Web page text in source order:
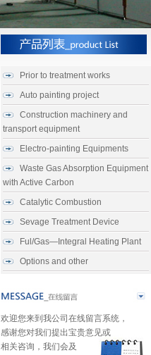
Prior to treatment works
Auto painting project
Construction machinery and
transport equipment
Electro-painting Equipments
Waste Gas Absorption Equipment
with Active Carbon
Catalytic Combustion
Sevage Treatment Device
Ful/Gas—Integral Heating Plant
Options and other
欢迎您来到我公司在线留言系统，
感谢您对我们提出宝贵意见或
相关咨询，我们会及